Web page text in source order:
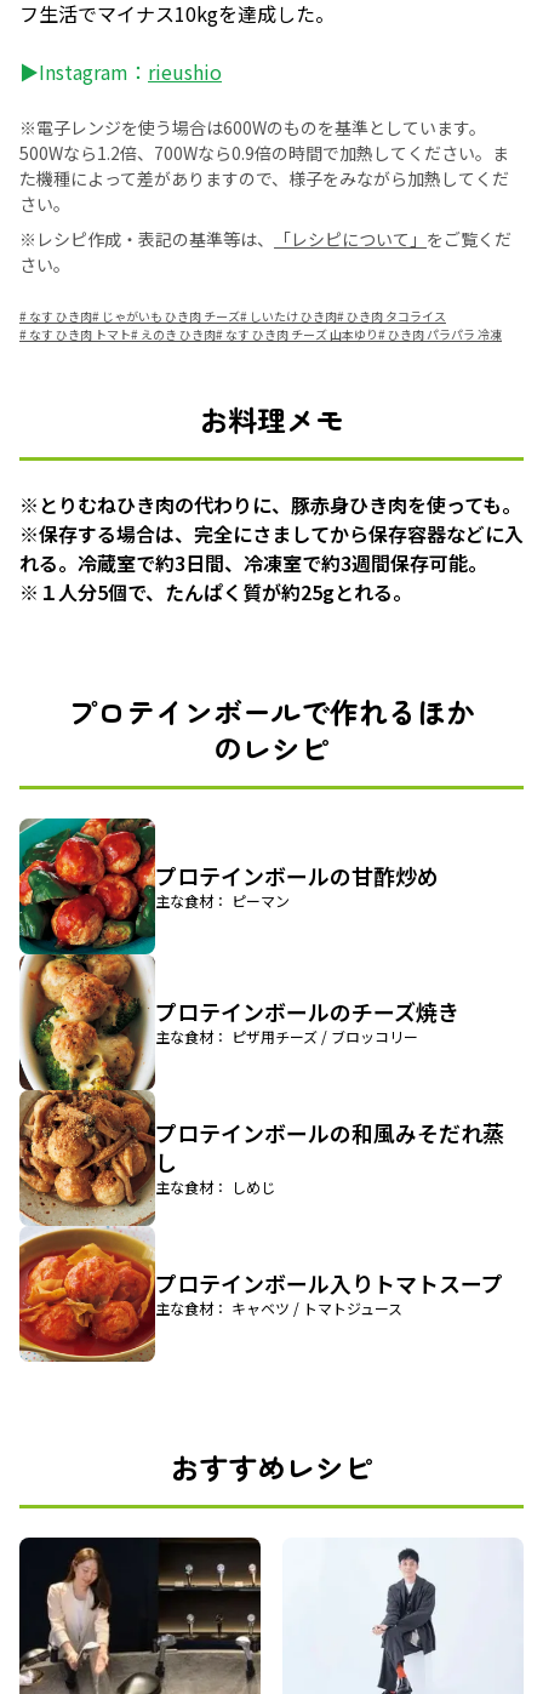
フ生活でマイナス10kgを達成した。
▶Instagram： rieushio
※電子レンジを使う場合は600Wのものを基準としています。
500Wなら1.2倍、700Wなら0.9倍の時間で加熱してください。ま
た機種によって差がありますので、様子をみながら加熱してくだ
さい。
※レシピ作成・表記の基準等は、
「レシピについて」 をご覧くだ
さい。
# なす ひき肉# じゃがいも ひき肉 チーズ# しいたけ ひき肉# ひき肉 タコライス
# なす ひき肉 トマト# えのき ひき肉# なす ひき肉 チーズ 山本ゆり# ひき肉 パラパラ 冷凍
お料理メモ
※とりむねひき肉の代わりに、豚赤身ひき肉を使っても。
※保存する場合は、完全にさましてから保存容器などに入
れる。冷蔵室で約3日間、冷凍室で約3週間保存可能。
※１人分5個で、たんぱく質が約25gとれる。
プロテインボールで作れるほか
のレシピ
プロテインボールの甘酢炒め
主な食材： ピーマン
プロテインボールのチーズ焼き
主な食材： ピザ用チーズ / ブロッコリー
プロテインボールの和風みそだれ蒸
し
主な食材： しめじ
プロテインボール入りトマトスープ
主な食材： キャベツ / トマトジュース
おすすめレシピ